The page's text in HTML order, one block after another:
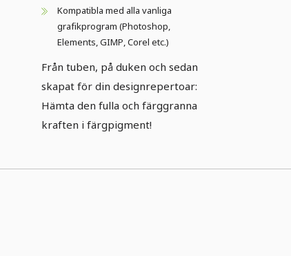
Kompatibla med alla vanliga
grafikprogram (Photoshop,
Elements, GIMP, Corel etc.)
Från tuben, på duken och sedan
skapat för din designrepertoar:
Hämta den fulla och färggranna
kraften i färgpigment!